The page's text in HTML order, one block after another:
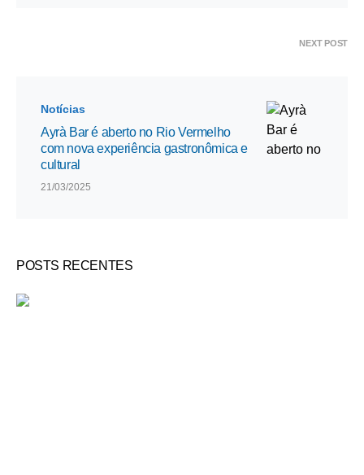
NEXT POST
Notícias
Ayrà Bar é aberto no Rio Vermelho
com nova experiência gastronômica e
cultural
21/03/2025
POSTS RECENTES